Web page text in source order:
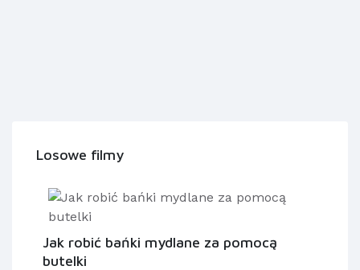
Losowe filmy
Jak robić bańki mydlane za pomocą
butelki